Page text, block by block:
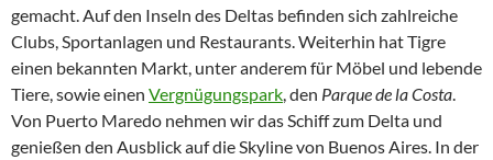
gemacht. Auf den Inseln des Deltas befinden sich zahlreiche
Clubs, Sportanlagen und Restaurants. Weiterhin hat Tigre
einen bekannten Markt, unter anderem für Möbel und lebende
Tiere, sowie einen Vergnügungspark , den Parque de la Costa
Von Puerto Maredo nehmen wir das Schiff zum Delta und
genießen den Ausblick auf die Skyline von Buenos Aires. In der